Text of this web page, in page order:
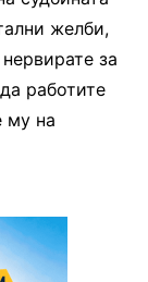
желби,
за
работите
му на